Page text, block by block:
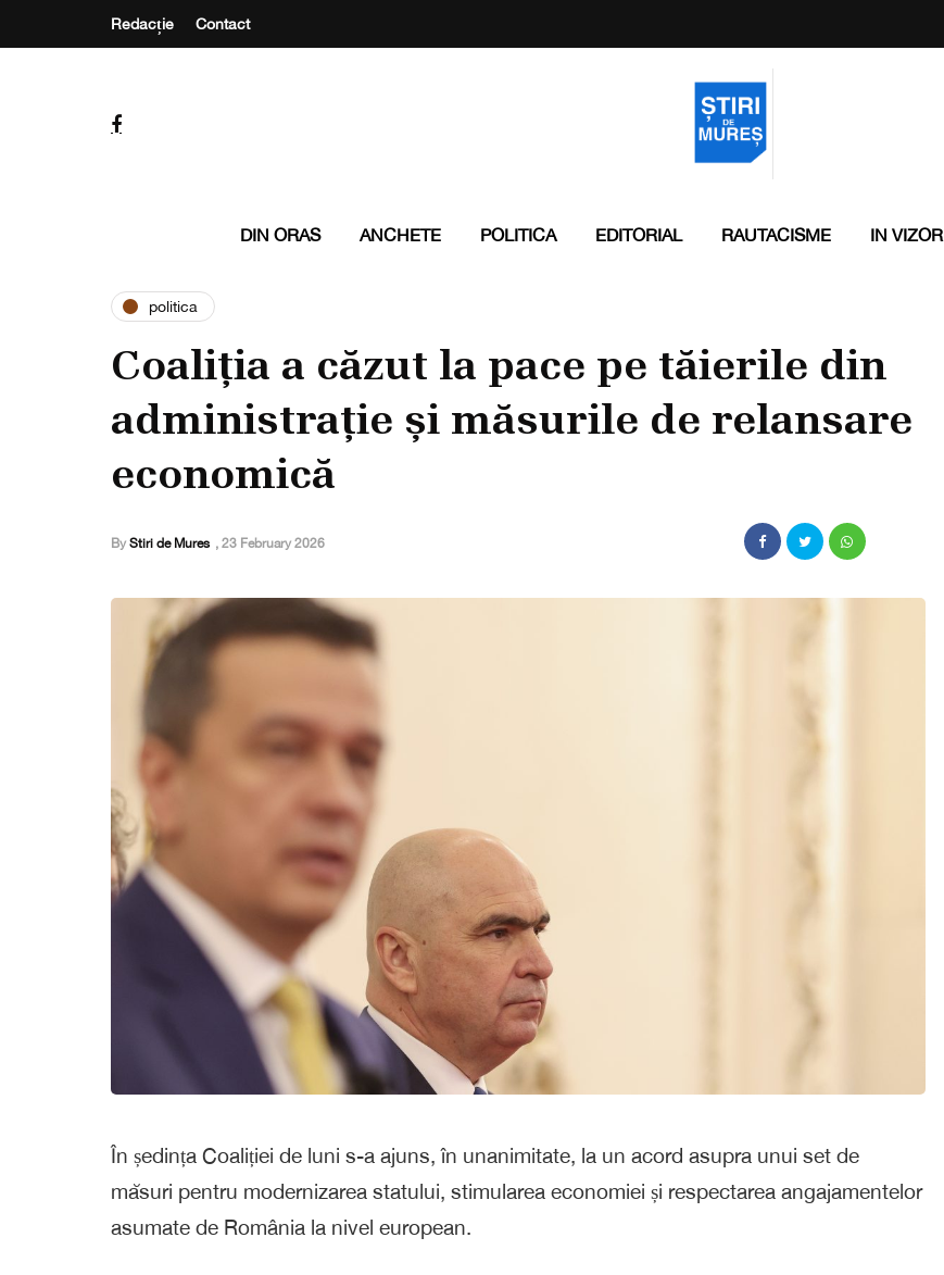
Redacție Contact
DIN ORAS ANCHETE POLITICA EDITORIAL RAUTACISME IN VIZOR
politica
Coaliția a căzut la pace pe tăierile din
administrație și măsurile de relansare
economică
By Stiri de Mures , 23 February 2026
În ședința Coaliției de luni s-a ajuns, în unanimitate, la un acord asupra unui set de
măsuri pentru modernizarea statului, stimularea economiei și respectarea angajamentelor
asumate de România la nivel european.